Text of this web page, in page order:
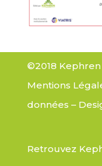
©2018
Mentions
données –
Retrouvez